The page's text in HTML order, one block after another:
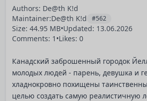
Authors: De@th K!d
Maintainer:De@th K!d #562
Size: 44.95 MB•Updated: 13.06.2026
Comments: 1 •Likes: 0
Канадский заброшенный городок
молодых людей - парень, девушка и
хладнокровно похищены
целью создать самую реалистичную